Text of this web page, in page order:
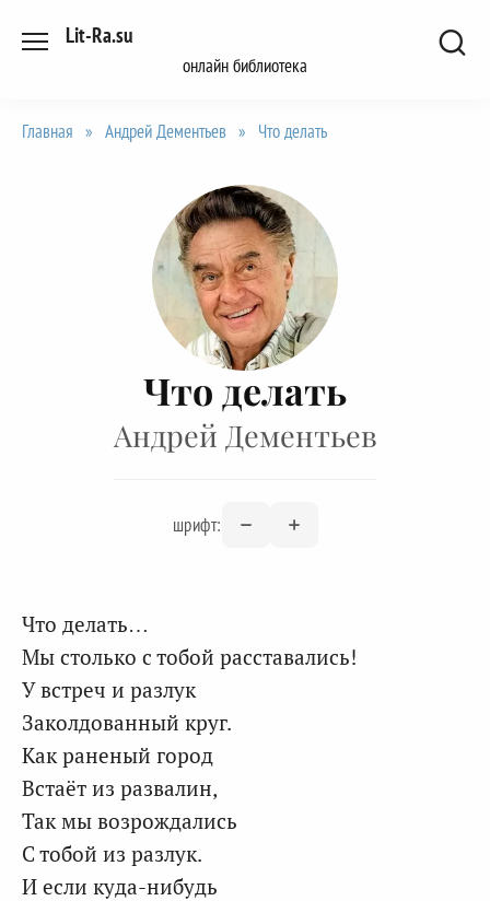
Lit-Ra.su
онлайн библиотека
Главная » Андрей Дементьев » Что делать
Что делать
Андрей Дементьев
шрифт:
Что делать…
Мы столько с тобой расставались!
У встреч и разлук
Заколдованный круг.
Как раненый город
Встаёт из развалин,
Так мы возрождались
С тобой из разлук.
И если куда-нибудь